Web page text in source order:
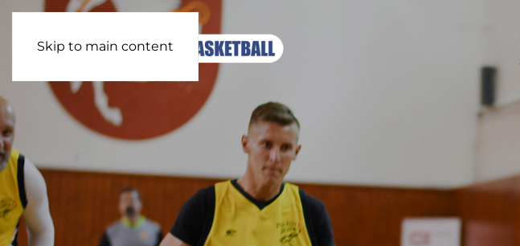
Skip to main content